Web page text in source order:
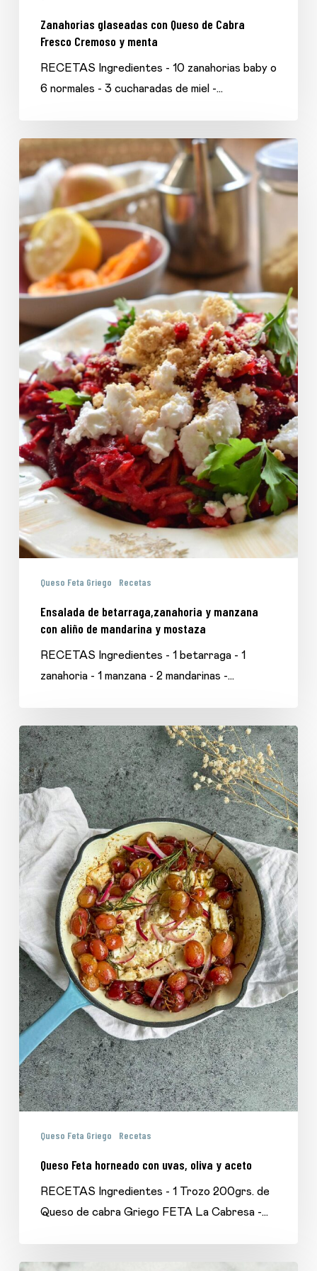
Zanahorias glaseadas con Queso de Cabra
Fresco Cremoso y menta
RECETAS Ingredientes - 10 zanahorias baby o
6 normales - ⁠3 cucharadas de miel -…
Ensalada
de
betarraga,zanahoria
manzana
con
aliño
de
mostaza
Queso Feta Griego Recetas
Ensalada de betarraga,zanahoria y manzana
con aliño de mandarina y mostaza
RECETAS Ingredientes - 1 betarraga - 1
zanahoria - 1 manzana - 2 mandarinas -…
Queso
Feta
horneado
con
uvas,
oliva
aceto
Queso Feta Griego Recetas
Queso Feta horneado con uvas, oliva y aceto
RECETAS Ingredientes - 1 Trozo 200grs. de
Queso de cabra Griego FETA La Cabresa -…